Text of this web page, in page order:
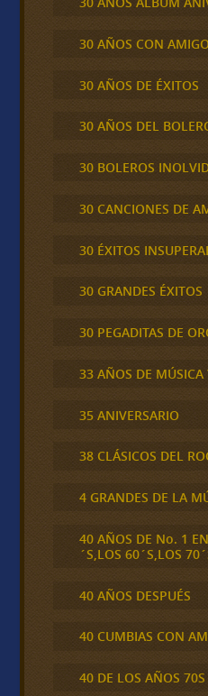
30 AÑOS CON
30 AÑOS DE ÉXITOS
30 AÑOS DEL
30 BOLEROS
30 CANCIONES DE
30 ÉXITOS
30 GRANDES ÉXITOS
30 PEGADITAS DE
33 AÑOS DE
35 ANIVERSARIO
38 CLÁSICOS DEL
4 GRANDES DE LA
40 AÑOS DE No. 1
´S,LOS 60´S,LOS
40 AÑOS DESPUÉS
40 CUMBIAS CON
40 DE LOS AÑOS 70S